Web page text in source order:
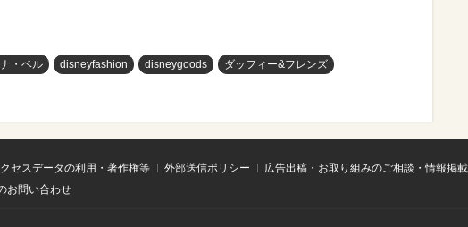
・ベル disneyfashion disneygoods ダッフィー&フレンズ
セスデータの利用・著作権等 外部送信ポリシー
広告出稿・お取り組みのご相談・情報掲
お問い合わせ